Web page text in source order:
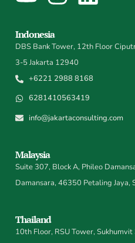
Indonesia
DBS Bank Tower, 12th Floor
3-5 Jakarta 12940
+6221 2988 8168
6281410563419
info@jakartaconsulting.com
Malaysia
Suite 307, Block A, Phileo
Damansara, 46350 Petaling Jaya,
Thailand
10th Floor, RSU Tower,